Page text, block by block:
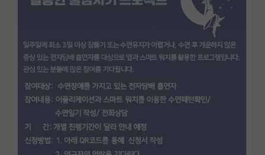
석박사 채용 정보 게시판
학부 인턴 게시판
임용 후기 게시판
PI 전용 게시판
인문사회 계열 게시판